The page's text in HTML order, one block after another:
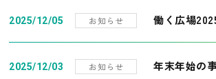
2025/12/05 お知らせ 働く広場
2025/12/03 お知らせ 年末年始の